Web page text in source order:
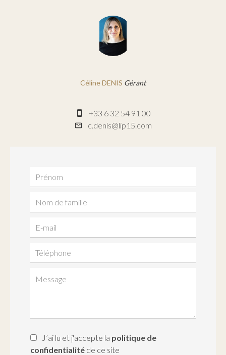
Céline DENIS Gérant
+33 6 32 54 91 00
c.denis@lip15.com
J’ai lu et j'accepte la politique de
confidentialité de ce site